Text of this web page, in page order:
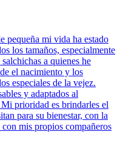
pequeña mi vida ha estado
los tamaños, especialmente
a quienes he
el nacimiento y los
especiales de la vejez.
y adaptados al
prioridad es brindarles el
para su bienestar, con la
mis propios compañeros